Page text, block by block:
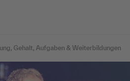
Gehalt, Aufgaben & Weiterbildungen